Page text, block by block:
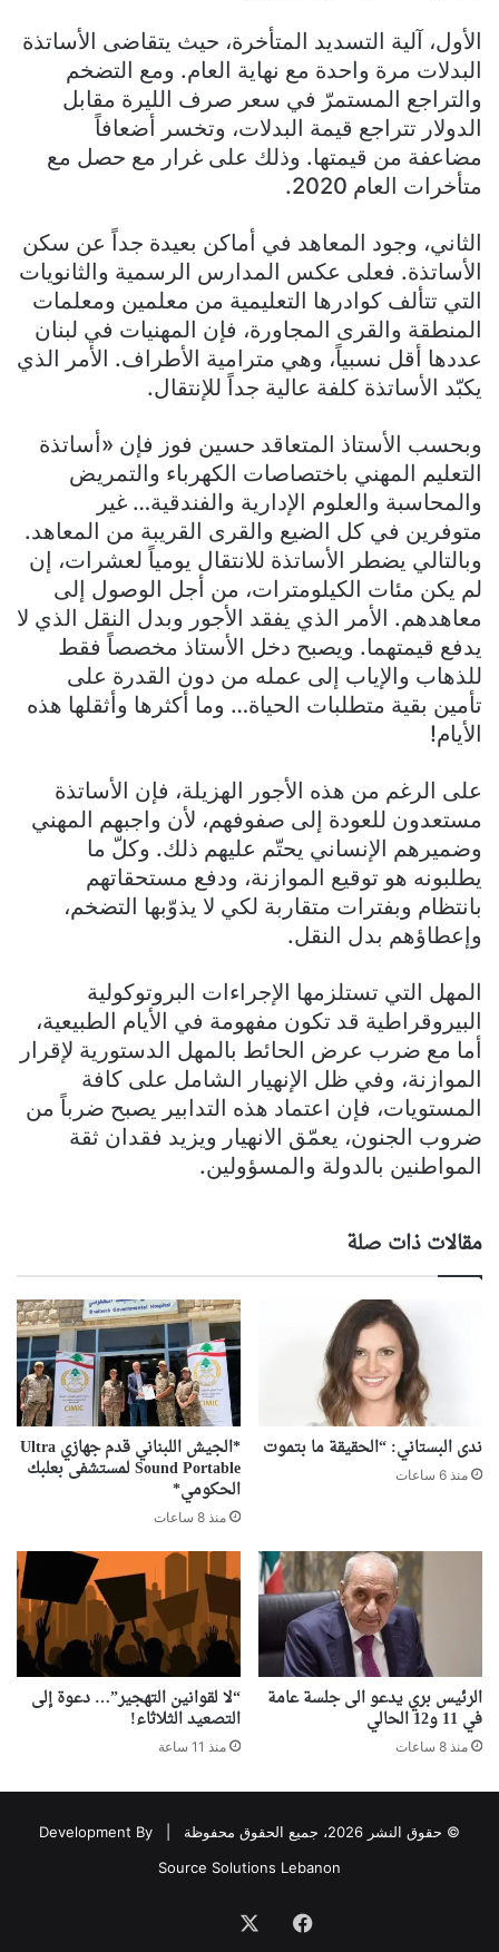
الأول، آلية التسديد المتأخرة، حيث يتقاضى الأساتذة
البدلات مرة واحدة مع نهاية العام. ومع التضخم
والتراجع المستمرّ في سعر صرف الليرة مقابل
الدولار تتراجع قيمة البدلات، وتخسر أضعافاً
مضاعفة من قيمتها. وذلك على غرار مع حصل مع
متأخرات العام 2020.
الثاني، وجود المعاهد في أماكن بعيدة جداً عن سكن
الأساتذة. فعلى عكس المدارس الرسمية والثانويات
التي تتألف كوادرها التعليمية من معلمين ومعلمات
المنطقة والقرى المجاورة، فإن المهنيات في لبنان
عددها أقل نسبياً، وهي مترامية الأطراف. الأمر الذي
يكبّد الأساتذة كلفة عالية جداً للإنتقال.
وبحسب الأستاذ المتعاقد حسين فوز فإن «أساتذة
التعليم المهني باختصاصات الكهرباء والتمريض
والمحاسبة والعلوم الإدارية والفندقية… غير
متوفرين في كل الضيع والقرى القريبة من المعاهد.
وبالتالي يضطر الأساتذة للانتقال يومياً لعشرات، إن
لم يكن مئات الكيلومترات، من أجل الوصول إلى
معاهدهم. الأمر الذي يفقد الأجور وبدل النقل الذي لا
يدفع قيمتهما. ويصبح دخل الأستاذ مخصصاً فقط
للذهاب والإياب إلى عمله من دون القدرة على
تأمين بقية متطلبات الحياة… وما أكثرها وأثقلها هذه
الأيام!
على الرغم من هذه الأجور الهزيلة، فإن الأساتذة
مستعدون للعودة إلى صفوفهم، لأن واجبهم المهني
وضميرهم الإنساني يحتّم عليهم ذلك. وكلّ ما
يطلبونه هو توقيع الموازنة، ودفع مستحقاتهم
بانتظام وبفترات متقاربة لكي لا يذوّبها التضخم،
وإعطاؤهم بدل النقل.
المهل التي تستلزمها الإجراءات البروتوكولية
البيروقراطية قد تكون مفهومة في الأيام الطبيعية،
أما مع ضرب عرض الحائط بالمهل الدستورية لإقرار
الموازنة، وفي ظل الإنهيار الشامل على كافة
المستويات، فإن اعتماد هذه التدابير يصبح ضرباً من
ضروب الجنون، يعمّق الانهيار ويزيد فقدان ثقة
المواطنين بالدولة والمسؤولين.
مقالات ذات صلة
ندى البستاني: “الحقيقة ما بتموت
منذ 6 ساعات
*الجيش اللبناني قدم جهازي Ultra
Sound Portable لمستشفى بعلبك
الحكومي*
منذ 8 ساعات
الرئيس بري يدعو الى جلسة عامة
في 11 و12 الحالي
منذ 8 ساعات
“لا لقوانين التهجير”… دعوة إلى
التصعيد الثلاثاء!
منذ 11 ساعة
© حقوق النشر 2026، جميع الحقوق محفوظة |
Development By
Source Solutions Lebanon
فيسبوك